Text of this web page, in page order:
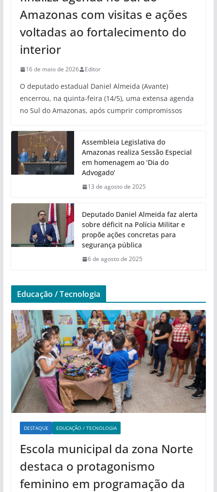
Amazonas com visitas e ações
voltadas ao fortalecimento do
interior
16 de maio de 2026 Editor
O deputado estadual Daniel Almeida (Avante)
encerrou, na quinta-feira (14/5), uma extensa agenda
no Sul do Amazonas, após cumprir compromissos
Assembleia Legislativa do
Amazonas realiza Sessão Especial
em homenagem ao ‘Dia do
Advogado’
13 de agosto de 2025
Deputado Daniel Almeida faz alerta
sobre déficit na Polícia Militar e
propõe ações concretas para
segurança pública
6 de agosto de 2025
Educação / Tecnologia
DESTAQUE EDUCAÇÃO / TECNOLOGIA
Escola municipal da zona Norte
destaca o protagonismo
feminino em programação da